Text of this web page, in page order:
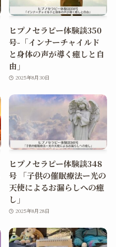
ヒプノセラピー体験談350
号-「インナーチャイルド
と身体の声が導く癒しと自
由」
2025年8月30日
ヒプノセラピー体験談348
号 「子供の催眠療法ー光の
天使によるお漏らしへの癒
し」
2025年8月28日